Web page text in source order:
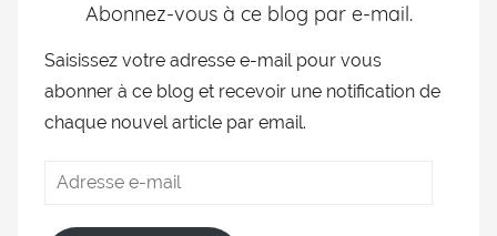
Abonnez-vous à ce blog par e-mail.
Saisissez votre adresse e-mail pour vous
abonner à ce blog et recevoir une notification de
chaque nouvel article par email.